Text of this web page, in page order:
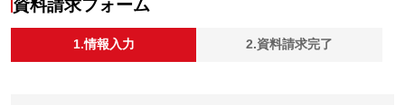
資料請求フォーム
1.情報入力 2.資料請求完了